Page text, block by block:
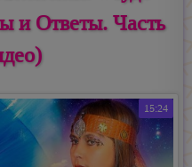
и Ответы. Часть
15:24